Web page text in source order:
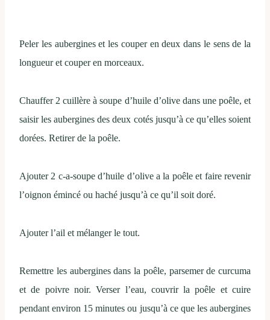
Peler les aubergines et les couper en deux dans le sens de la
longueur et couper en morceaux.
Chauffer 2 cuillère à soupe d’huile d’olive dans une poêle, et
saisir les aubergines des deux cotés jusqu’à ce qu’elles soient
dorées. Retirer de la poêle.
Ajouter 2 c-a-soupe d’huile d’olive a la poêle et faire revenir
l’oignon émincé ou haché jusqu’à ce qu’il soit doré.
Ajouter l’ail et mélanger le tout.
Remettre les aubergines dans la poêle, parsemer de curcuma
et de poivre noir. Verser l’eau, couvrir la poêle et cuire
pendant environ 15 minutes ou jusqu’à ce que les aubergines